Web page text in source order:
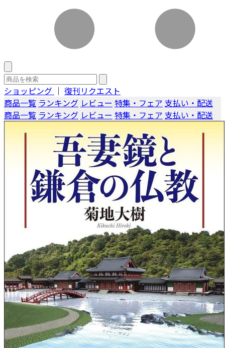
ショッピング ｜ 復刊リクエスト
商品一覧 ランキング レビュー 特集・フェア 支払い・配送
商品一覧 ランキング レビュー 特集・フェア 支払い・配送